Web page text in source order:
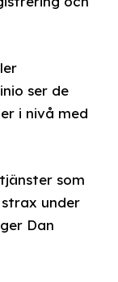
ser de
i nivå med
som
under
Dan